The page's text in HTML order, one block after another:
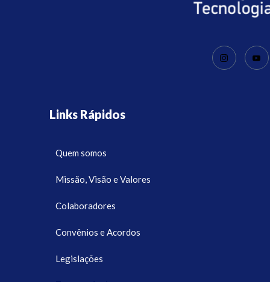
Links Rápidos
Quem somos
Missão, Visão e Valores
Colaboradores
Convênios e Acordos
Legislações